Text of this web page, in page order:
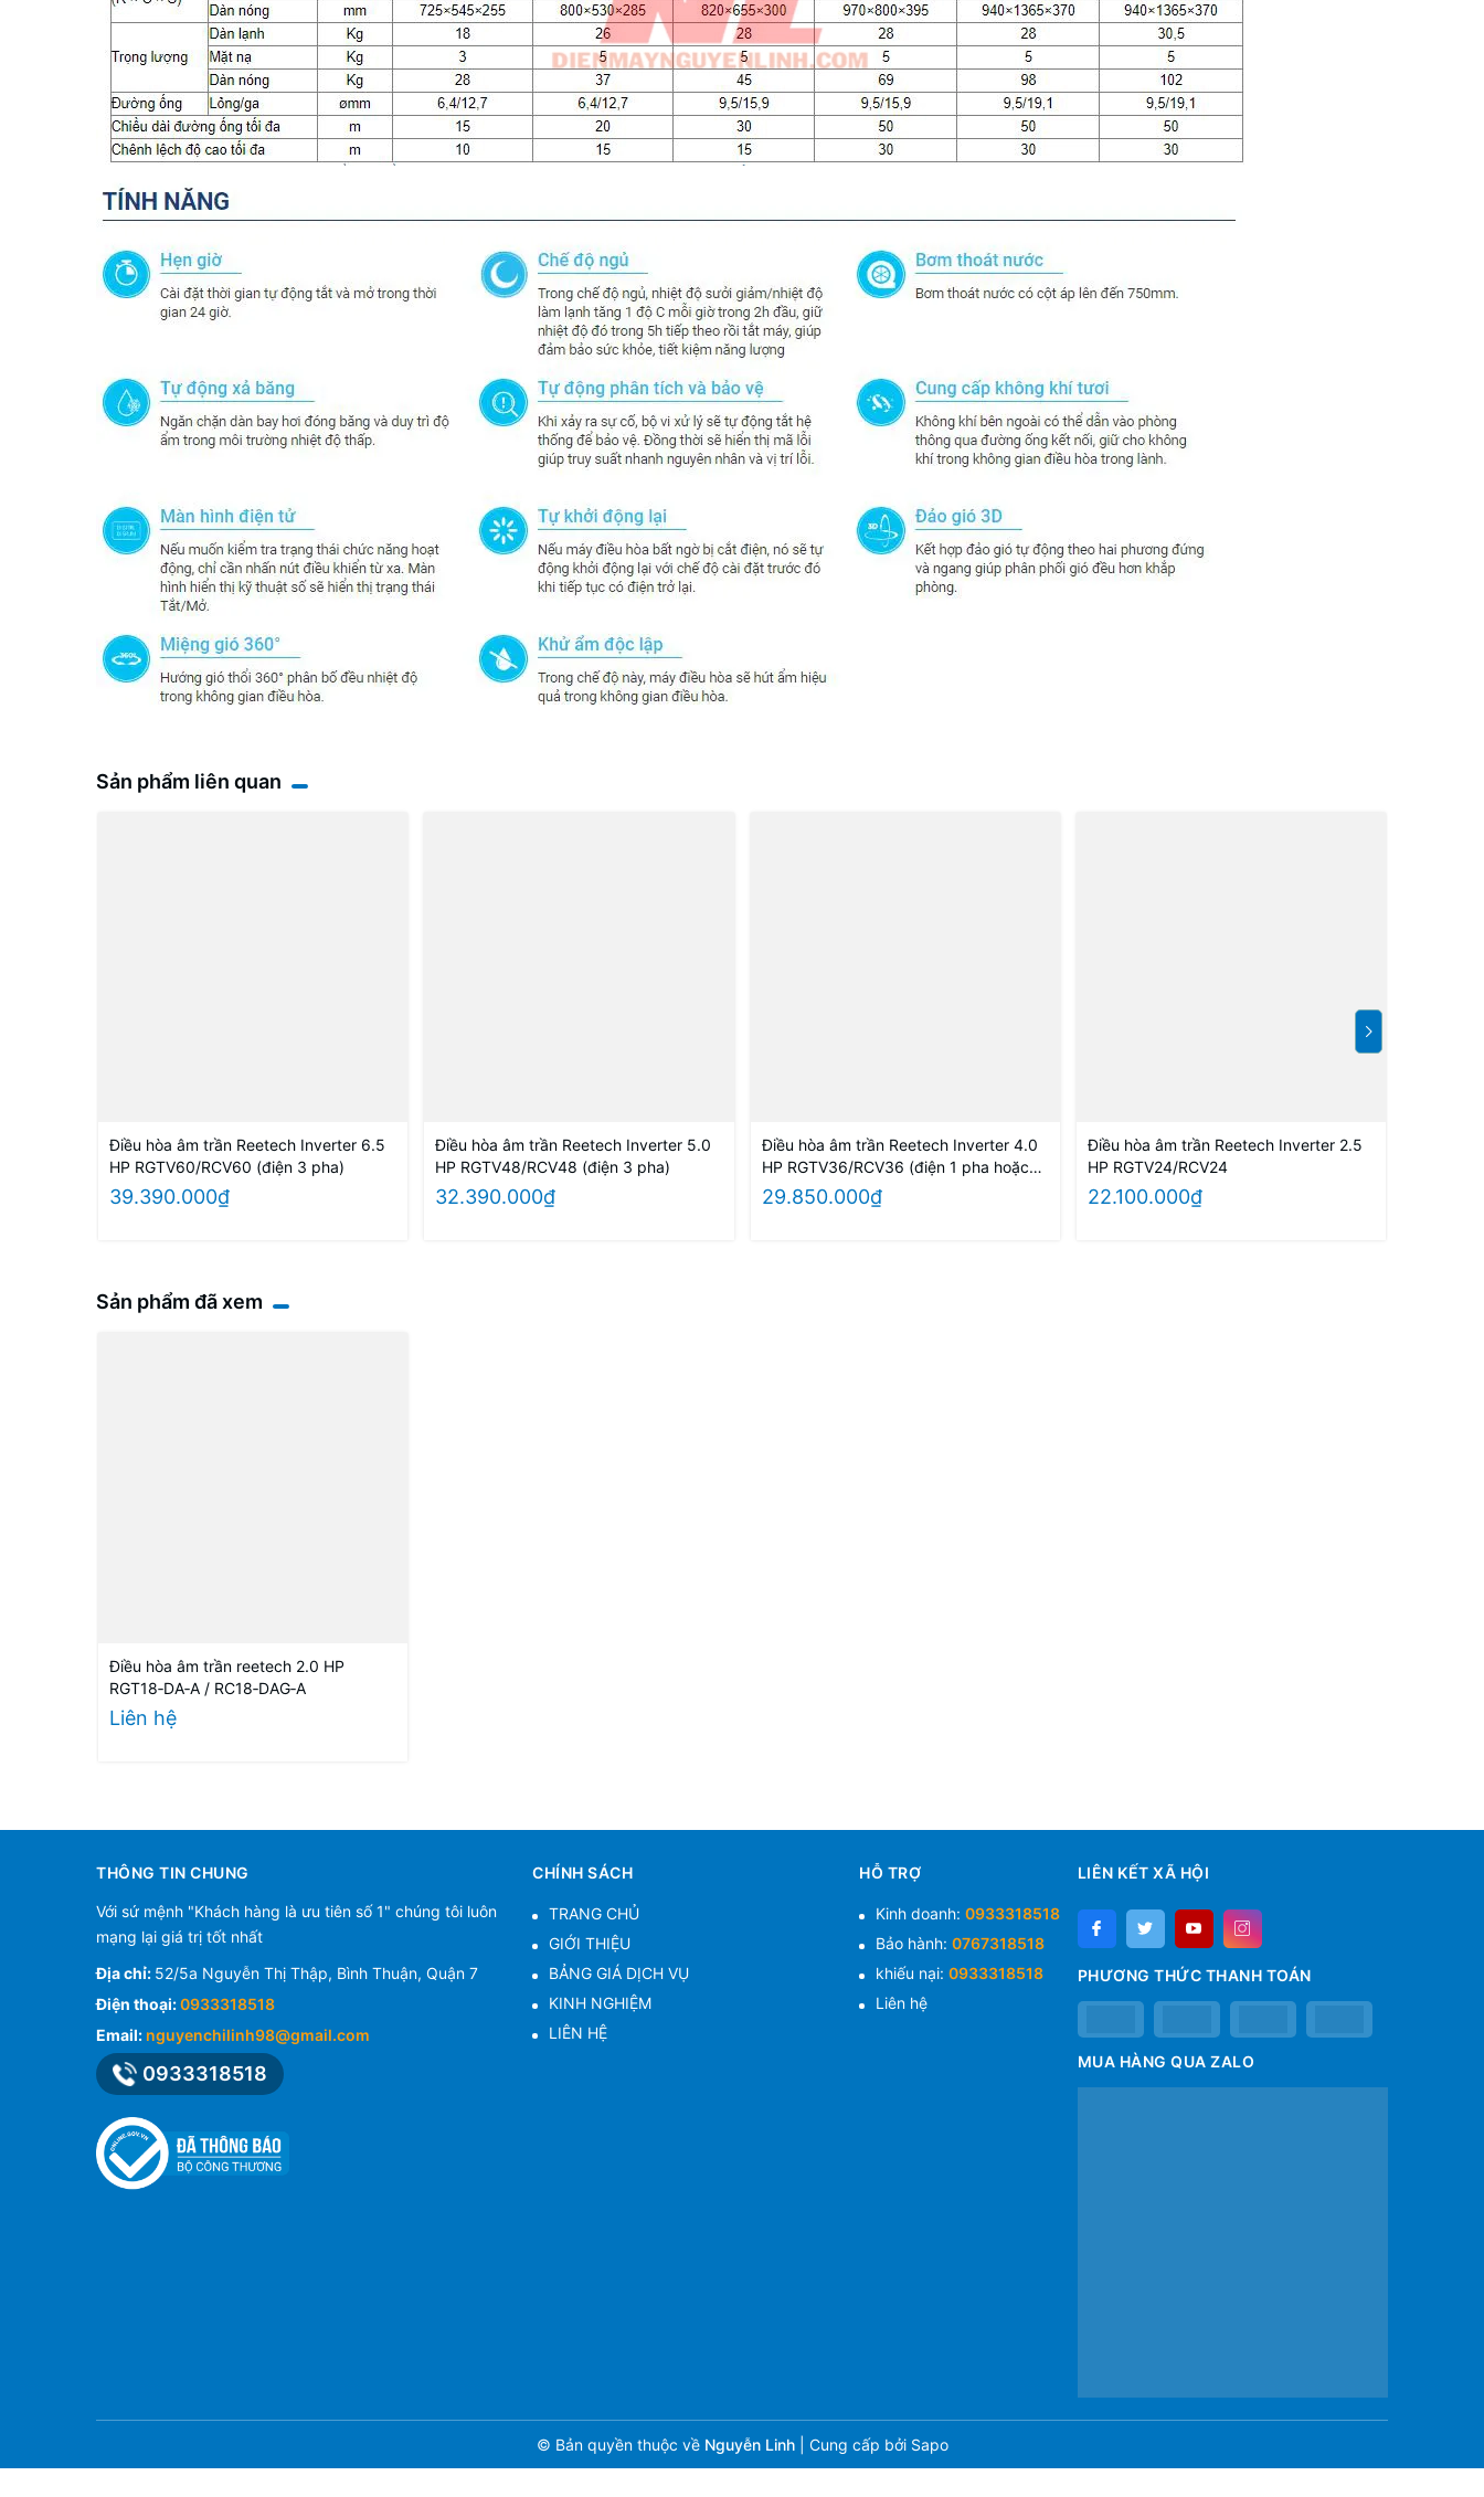
Sản phẩm liên quan
Điều hòa âm trần Reetech Inverter 6.5
HP RGTV60/RCV60 (điện 3 pha)
39.390.000₫
Điều hòa âm trần Reetech Inverter 5.0
HP RGTV48/RCV48 (điện 3 pha)
32.390.000₫
Điều hòa âm trần Reetech Inverter 4.0
HP RGTV36/RCV36 (điện 1 pha hoặc
điện 3 pha)
29.850.000₫
Điều hòa âm trần Reetech Inverter 2.5
HP RGTV24/RCV24
22.100.000₫
Sản phẩm đã xem
Điều hòa âm trần reetech 2.0 HP
RGT18‑DA‑A / RC18‑DAG‑A
Liên hệ
THÔNG TIN CHUNG
Với sứ mệnh "Khách hàng là ưu tiên số 1" chúng tôi luôn
mạng lại giá trị tốt nhất
Địa chỉ: 52/5a Nguyễn Thị Thập, Bình Thuận, Quận 7
Điện thoại:0933318518
Email: nguyenchilinh98@gmail.com
0933318518
CHÍNH SÁCH
TRANG CHỦ
GIỚI THIỆU
BẢNG GIÁ DỊCH VỤ
KINH NGHIỆM
LIÊN HỆ
HỖ TRỢ
Kinh doanh:0933318518
Bảo hành:0767318518
khiếu nại:0933318518
Liên hệ
LIÊN KẾT XÃ HỘI
PHƯƠNG THỨC THANH TOÁN
MUA HÀNG QUA ZALO
© Bản quyền thuộc về Nguyễn Linh Cung cấp bởi Sapo